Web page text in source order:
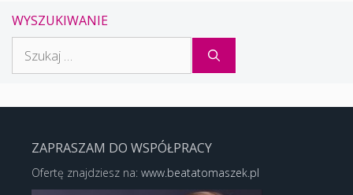
WYSZUKIWANIE
ZAPRASZAM DO WSPÓŁPRACY
Ofertę znajdziesz na: www.beatatomaszek.pl